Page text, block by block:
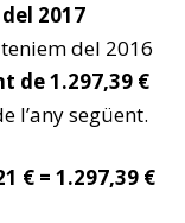
2017
del 2016
de 1.297,39 €
l’any següent.
€ = 1.297,39 €